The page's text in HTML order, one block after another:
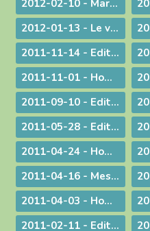
2012-02-10 - Marcher pour la Vie
2012-01-13 - Le visage humain de Dieu
2011-11-14 - Edito : Mgr Bagnard revient sur le cinquantenaire de Vatican II
2011-11-01 - Homélie pour la Toussaint
2011-09-10 - Edito : Som­mes-nous prêts à assu­mer no­tre dif­fé­rence chré­tienne ?
2011-05-28 - Edito : Que votre lumière brille aux yeux des hommes !
2011-04-24 - Homélie pour le Jour de Pâques
2011-04-16 - Message au sujet de l'Exposition "Je croix aux miracles" tenue en Avignon
2011-04-03 - Homélie : Nous sommes tous des catéchumènes !
2011-02-11 - Edito : L'origine apostolique du célibat du prêtre